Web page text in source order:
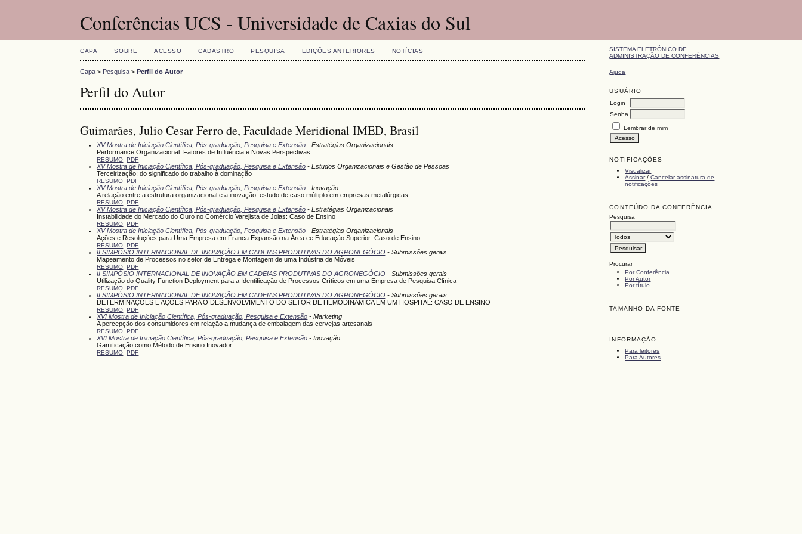
Conferências UCS - Universidade de Caxias do Sul
SISTEMA ELETRÔNICO DE
ADMINISTRAÇÃO DE CONFERÊNCIAS
Ajuda
USUÁRIO
Login
Senha
Lembrar de mim
NOTIFICAÇÕES
Visualizar
Assinar/Cancelar assinatura de
notificações
CONTEÚDO DA CONFERÊNCIA
Pesquisa
Procurar
Por Conferência
Por Autor
Por título
TAMANHO DA FONTE
INFORMAÇÃO
Para leitores
Para Autores
CAPA SOBRE ACESSO CADASTRO PESQUISA EDIÇÕES ANTERIORES NOTÍCIAS
Capa > Pesquisa >Perfil do Autor
Perfil do Autor
Guimarães, Julio Cesar Ferro de, Faculdade Meridional IMED, Brasil
XV Mostra de Iniciação Científica, Pós-graduação, Pesquisa e Extensão - Estratégias Organizacionais
Performance Organizacional: Fatores de Influência e Novas Perspectivas
RESUMO PDF
XV Mostra de Iniciação Científica, Pós-graduação, Pesquisa e Extensão - Estudos Organizacionais e Gestão de Pessoas
Terceirização: do significado do trabalho à dominação
RESUMO PDF
XV Mostra de Iniciação Científica, Pós-graduação, Pesquisa e Extensão - Inovação
A relação entre a estrutura organizacional e a inovação: estudo de caso múltiplo em empresas metalúrgicas
RESUMO PDF
XV Mostra de Iniciação Científica, Pós-graduação, Pesquisa e Extensão - Estratégias Organizacionais
Instabilidade do Mercado do Ouro no Comércio Varejista de Joias: Caso de Ensino
RESUMO PDF
XV Mostra de Iniciação Científica, Pós-graduação, Pesquisa e Extensão - Estratégias Organizacionais
Ações e Resoluções para Uma Empresa em Franca Expansão na Área ee Educação Superior: Caso de Ensino
RESUMO PDF
II SIMPÓSIO INTERNACIONAL DE INOVAÇÃO EM CADEIAS PRODUTIVAS DO AGRONEGÓCIO - Submissões gerais
Mapeamento de Processos no setor de Entrega e Montagem de uma Indústria de Móveis
RESUMO PDF
II SIMPÓSIO INTERNACIONAL DE INOVAÇÃO EM CADEIAS PRODUTIVAS DO AGRONEGÓCIO - Submissões gerais
Utilização do Quality Function Deployment para a Identificação de Processos Críticos em uma Empresa de Pesquisa Clínica
RESUMO PDF
II SIMPÓSIO INTERNACIONAL DE INOVAÇÃO EM CADEIAS PRODUTIVAS DO AGRONEGÓCIO - Submissões gerais
DETERMINAÇÕES E AÇÕES PARA O DESENVOLVIMENTO DO SETOR DE HEMODINÂMICA EM UM HOSPITAL: CASO DE ENSINO
RESUMO PDF
XVI Mostra de Iniciação Científica, Pós-graduação, Pesquisa e Extensão - Marketing
A percepção dos consumidores em relação a mudança de embalagem das cervejas artesanais
RESUMO PDF
XVI Mostra de Iniciação Científica, Pós-graduação, Pesquisa e Extensão - Inovação
Gamificação como Método de Ensino Inovador
RESUMO PDF